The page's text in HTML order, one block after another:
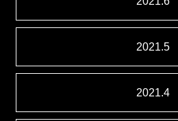
2021.5
2021.4